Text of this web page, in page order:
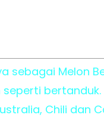
sebagai Melon
bertanduk.
Chili dan